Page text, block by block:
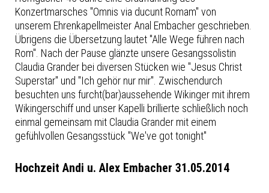
Konzertmarsches "Omnis via ducunt Romam" von
unserem Ehrenkapellmeister Anal Embacher geschrieben.
Übrigens die Übersetzung lautet "Alle Wege führen nach
Rom". Nach der Pause glänzte unsere Gesangssolistin
Claudia Grander bei diversen Stücken wie "Jesus Christ
Superstar" und "Ich gehör nur mir". Zwischendurch
besuchten uns furcht(bar)aussehende Wikinger mit ihrem
Wikingerschiff und unser Kapelli brillierte schließlich noch
einmal gemeinsam mit Claudia Grander mit einem
gefühlvollen Gesangsstück "We've got tonight"
Hochzeit Andi u. Alex Embacher 31.05.2014